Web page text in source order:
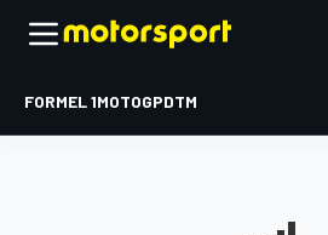
FORMEL 1MOTOGPDTM